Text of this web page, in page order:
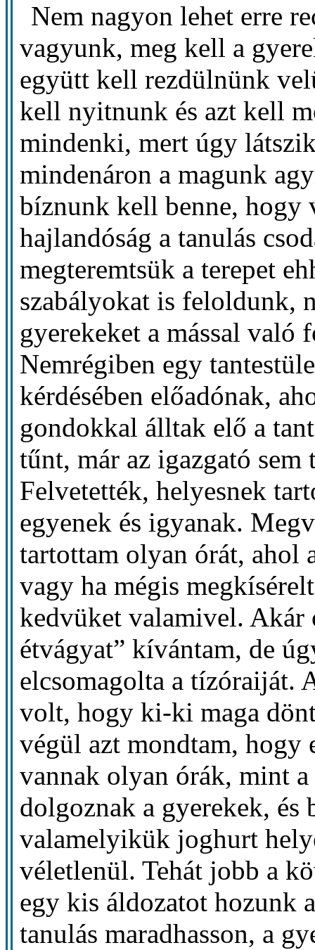
Nem nagyon lehet erre
vagyunk, meg kell a
együtt kell rezdülnünk
kell nyitnunk és azt kell
mindenki, mert úgy
mindenáron a magunk
bíznunk kell benne, hogy
hajlandóság a tanulás
megteremtsük a terepet
szabályokat is feloldunk,
gyerekeket a mással való
Nemrégiben egy
kérdésében előadónak,
gondokkal álltak elő a
tűnt, már az igazgató
Felvetették, helyesnek
egyenek és igyanak.
tartottam olyan órát, ahol
vagy ha mégis
kedvüket valamivel. Akár
étvágyat” kívántam, de
elcsomagolta a tízóraiját.
volt, hogy ki-ki maga
végül azt mondtam,
vannak olyan órák, mint
dolgoznak a gyerekek, és
valamelyikük joghurt
véletlenül. Tehát jobb a
egy kis áldozatot hozunk
tanulás maradhasson, a